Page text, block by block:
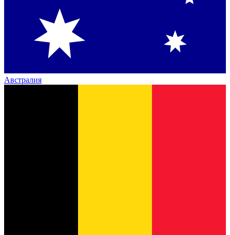
Австралия